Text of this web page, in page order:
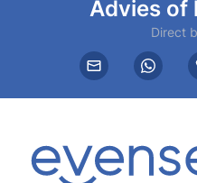
Advies of
Direct